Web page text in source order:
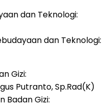
dan Teknologi:
dan Teknologi:
Gizi:
Putranto, Sp.Rad(K)
Badan Gizi: